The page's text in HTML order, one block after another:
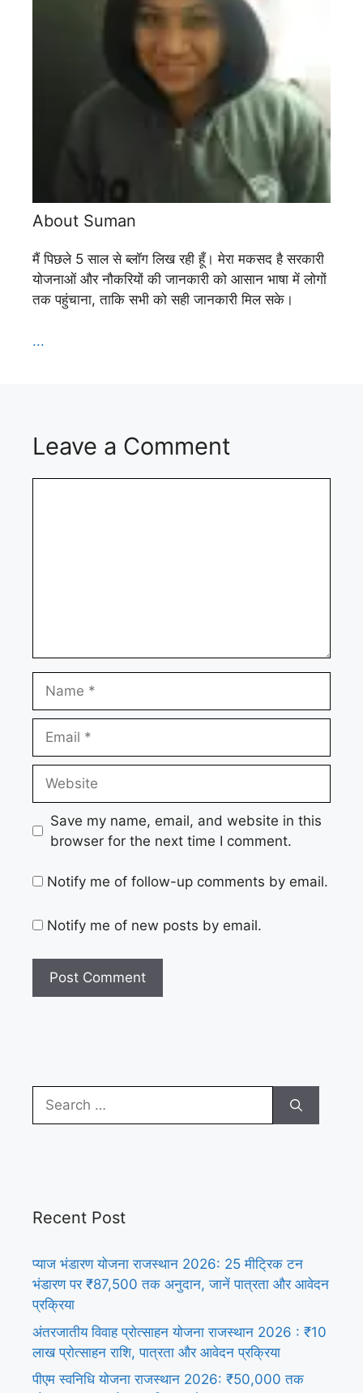
About Suman
मैं पिछले 5 साल से ब्लॉग लिख रही हूँ। मेरा मकसद है सरकारी
योजनाओं और नौकरियों की जानकारी को आसान भाषा में लोगों
तक पहुंचाना, ताकि सभी को सही जानकारी मिल सके।
...
Leave a Comment
Save my name, email, and website in this
browser for the next time I comment.
Notify me of follow-up comments by email.
Notify me of new posts by email.
Search
for:
Recent Post
प्याज भंडारण योजना राजस्थान 2026: 25 मीट्रिक टन
भंडारण पर ₹87,500 तक अनुदान, जानें पात्रता और आवेदन
प्रक्रिया
अंतरजातीय विवाह प्रोत्साहन योजना राजस्थान 2026 : ₹10
लाख प्रोत्साहन राशि, पात्रता और आवेदन प्रक्रिया
पीएम स्वनिधि योजना राजस्थान 2026: ₹50,000 तक